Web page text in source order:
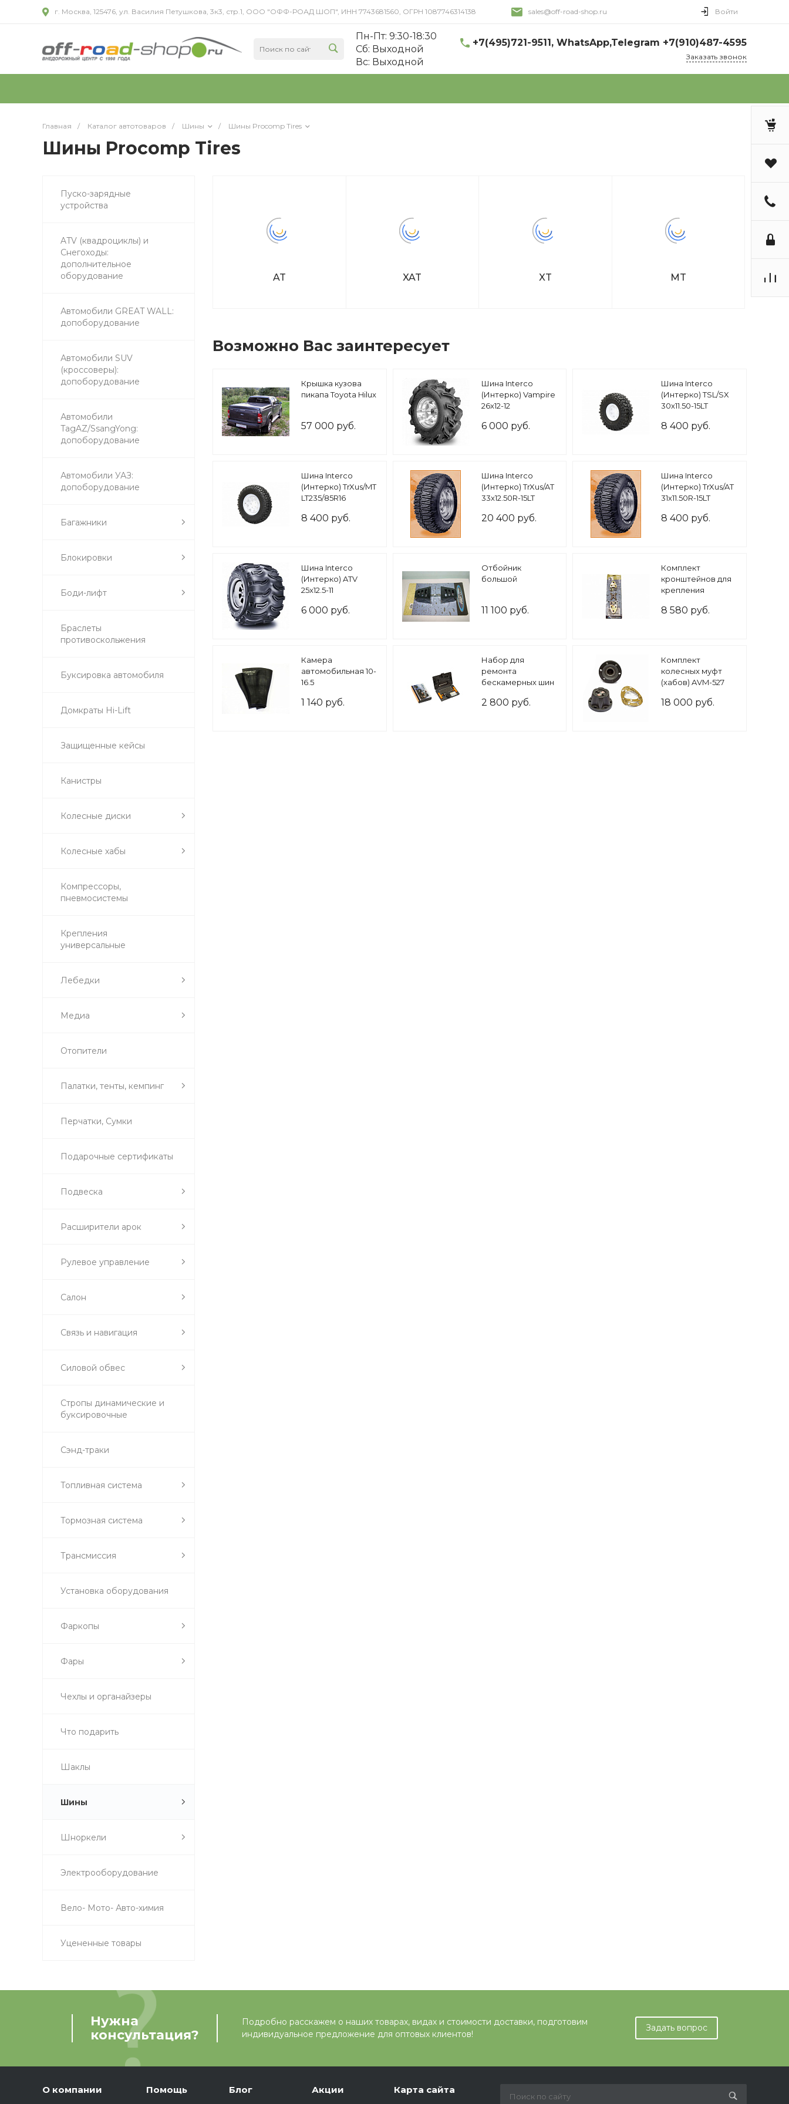
г. Москва, 125476, ул. Василия Петушкова, 3к3, стр.1, ООО "ОФФ-РОАД ШОП", ИНН 7743681560, ОГРН 1087746314138 sales@off-road-shop.ru Войти
Пн-Пт: 9:30-18:30
Cб: Выходной
Вс: Выходной
+7(495)721-9511, WhatsApp,Telegram +7(910)487-4595
Заказать звонок
Главная / Каталог автотоваров / Шины / Шины Procomp Tires
Шины Procomp Tires
Пуско-зарядные
устройства
ATV (квадроциклы) и
Снегоходы:
дополнительное
оборудование
Автомобили GREAT WALL:
допоборудование
Автомобили SUV
(кроссоверы):
допоборудование
Автомобили
TagAZ/SsangYong:
допоборудование
Автомобили УАЗ:
допоборудование
Багажники
Блокировки
Боди-лифт
Браслеты
противоскольжения
Буксировка автомобиля
Домкраты Hi-Lift
Защищенные кейсы
Канистры
Колесные диски
Колесные хабы
Компрессоры,
пневмосистемы
Крепления
универсальные
Лебедки
Медиа
Отопители
Палатки, тенты, кемпинг
Перчатки, Сумки
Подарочные сертификаты
Подвеска
Расширители арок
Рулевое управление
Салон
Связь и навигация
Силовой обвес
Стропы динамические и
буксировочные
Сэнд-траки
Топливная система
Тормозная система
Трансмиссия
Установка оборудования
Фаркопы
Фары
Чехлы и органайзеры
Что подарить
Шаклы
Шины
Шноркели
Электрооборудование
Вело- Мото- Авто-химия
Уцененные товары
AT XAT XT MT
Возможно Вас заинтересует
Крышка кузова
пикапа Toyota Hilux
57 000 руб.
Шина Interco
(Интерко) Vampire
26x12-12
6 000 руб.
Шина Interco
(Интерко) TSL/SX
30х11.50-15LT
8 400 руб.
Шина Interco
(Интерко) TrXus/MT
LT235/85R16
8 400 руб.
Шина Interco
(Интерко) TrXus/AT
33х12.50R-15LT
20 400 руб.
Шина Interco
(Интерко) TrXus/AT
31х11.50R-15LT
8 400 руб.
Шина Interco
(Интерко) ATV
25x12.5-11
6 000 руб.
Отбойник
большой
11 100 руб.
Комплект
кронштейнов для
крепления
стропы хода
8 580 руб.
Камера
автомобильная 10-
16.5
1 140 руб.
Набор для
ремонта
бескамерных шин
2 800 руб.
Комплект
колесных муфт
(хабов) AVM-527
1978 и далее
18 000 руб.
Нужна
консультация?
Подробно расскажем о наших товарах, видах и стоимости доставки, подготовим
индивидуальное предложение для оптовых клиентов!
Задать вопрос
О компании Помощь Блог Акции Карта сайта